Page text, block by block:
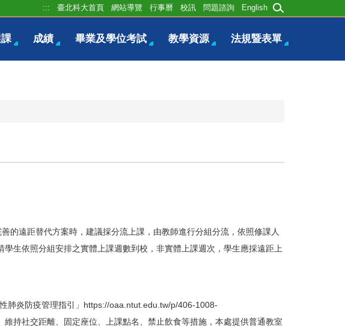
成績 畢業及學位考試 教學資源 法規暨表單
::: 臺北科大首頁 網站導覽 行事曆 校訊 問題諮詢 English
遠距替代方案時，建議採分流上課，由教師進行分組分流，依照修課人
生依照分組安排之實體上課週數到校，非實體上課週次，學生應採遠距上
炎防疫管理指引」 https://oaa.ntut.edu.tw/p/406-1008-
持社交距離、固定座位、上課點名、禁止飲食等措施，本處提供普通教室